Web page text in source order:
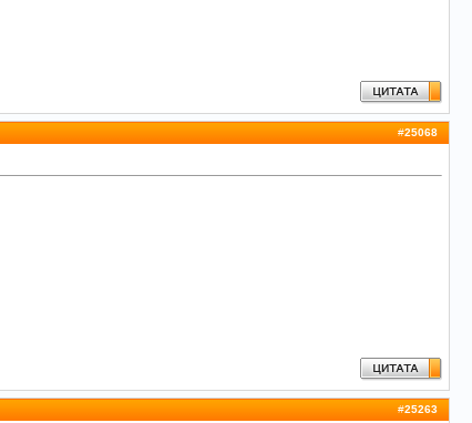
#25068
#25263